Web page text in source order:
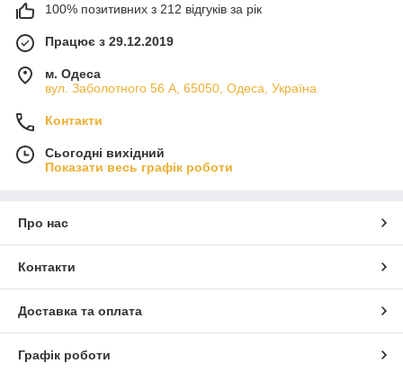
100% позитивних з 212 відгуків за рік
Працює з 29.12.2019
м. Одеса
вул. Заболотного 56 А, 65050, Одеса, Україна
Контакти
Сьогодні вихідний
Показати весь графік роботи
Про нас
Контакти
Доставка та оплата
Графік роботи